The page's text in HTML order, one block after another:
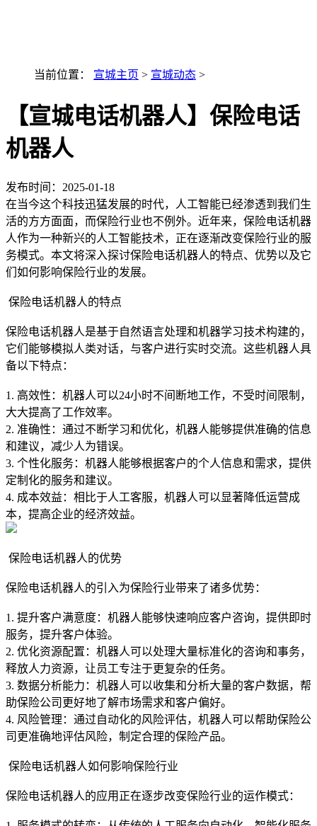
当前位置： 宣城主页 > 宣城动态 >
【宣城电话机器人】保险电话
机器人
发布时间： 2025-01-18
在当今这个科技迅猛发展的时代，人工智能已经渗透到我们生
活的方方面面，而保险行业也不例外。近年来，保险电话机器
人作为一种新兴的人工智能技术，正在逐渐改变保险行业的服
务模式。本文将深入探讨保险电话机器人的特点、优势以及它
们如何影响保险行业的发展。
保险电话机器人的特点
保险电话机器人是基于自然语言处理和机器学习技术构建的，
它们能够模拟人类对话，与客户进行实时交流。这些机器人具
备以下特点：
1. 高效性：机器人可以24小时不间断地工作，不受时间限制，
大大提高了工作效率。
2. 准确性：通过不断学习和优化，机器人能够提供准确的信息
和建议，减少人为错误。
3. 个性化服务：机器人能够根据客户的个人信息和需求，提供
定制化的服务和建议。
4. 成本效益：相比于人工客服，机器人可以显著降低运营成
本，提高企业的经济效益。
保险电话机器人的优势
保险电话机器人的引入为保险行业带来了诸多优势：
1. 提升客户满意度：机器人能够快速响应客户咨询，提供即时
服务，提升客户体验。
2. 优化资源配置：机器人可以处理大量标准化的咨询和事务，
释放人力资源，让员工专注于更复杂的任务。
3. 数据分析能力：机器人可以收集和分析大量的客户数据，帮
助保险公司更好地了解市场需求和客户偏好。
4. 风险管理：通过自动化的风险评估，机器人可以帮助保险公
司更准确地评估风险，制定合理的保险产品。
保险电话机器人如何影响保险行业
保险电话机器人的应用正在逐步改变保险行业的运作模式：